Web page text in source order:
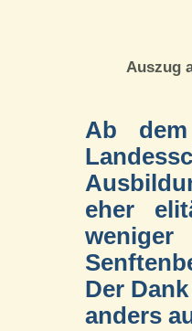
Auszug
Ab
eher
Der
anders